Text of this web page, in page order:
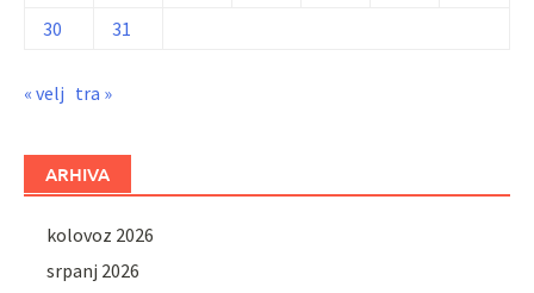
30
31
« velj tra »
ARHIVA
kolovoz 2026
srpanj 2026